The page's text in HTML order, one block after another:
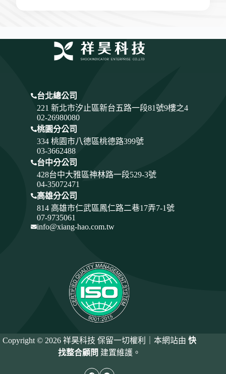
台北總公司
221 新北市汐止區新台五路一段81號9樓之4
02-26980080
桃園分公司
334 桃園市八德區桃德路399號
03-3662488
台中分公司
428台中大雅區神林路一段529-3號
04-35072471
高雄分公司
814 高雄市仁武區鳳仁路二巷17弄7-1號
07-9735061
info@xiang-hao.com.tw
Copyright © 2026 祥昊科技 保留一切權利｜本網站由快
找整合顧問 建置維護。